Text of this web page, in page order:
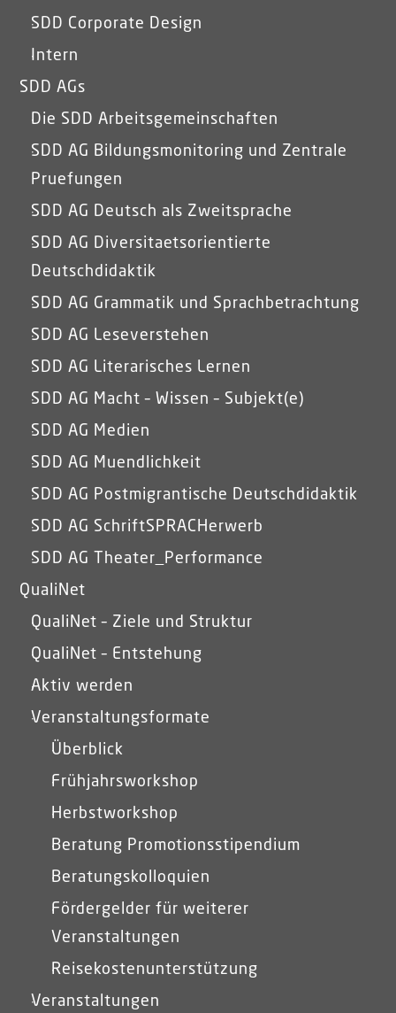
SDD Corporate Design
Intern
SDD AGs
Die SDD Arbeitsgemeinschaften
SDD AG Bildungsmonitoring und Zentrale
Pruefungen
SDD AG Deutsch als Zweitsprache
SDD AG Diversitaetsorientierte
Deutschdidaktik
SDD AG Grammatik und Sprachbetrachtung
SDD AG Leseverstehen
SDD AG Literarisches Lernen
SDD AG Macht – Wissen – Subjekt(e)
SDD AG Medien
SDD AG Muendlichkeit
SDD AG Postmigrantische Deutschdidaktik
SDD AG SchriftSPRACHerwerb
SDD AG Theater_Performance
QualiNet
QualiNet – Ziele und Struktur
QualiNet – Entstehung
Aktiv werden
Veranstaltungsformate
Überblick
Frühjahrsworkshop
Herbstworkshop
Beratung Promotionsstipendium
Beratungskolloquien
Fördergelder für weiterer
Veranstaltungen
Reisekostenunterstützung
Veranstaltungen